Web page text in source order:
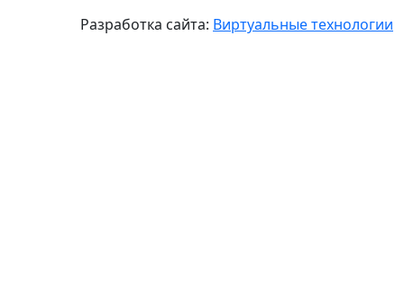
Разработка сайта: Виртуальные технологии